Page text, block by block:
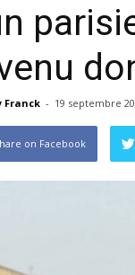
Franck - 19 septembre
on Facebook